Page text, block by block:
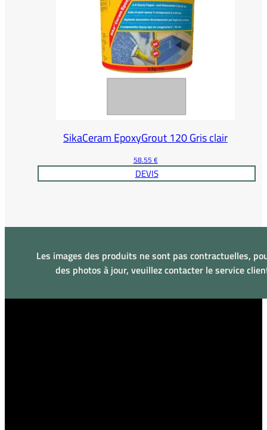
SikaCeram EpoxyGrout 120 Gris clair
58.55 €
DEVIS
Les images des produits ne sont pas contractuelles,
des photos à jour, veuillez contacter le service